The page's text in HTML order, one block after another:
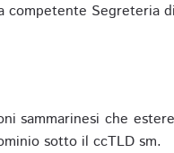
competente Segreteria
sammarinesi che
sotto il ccTLD sm.